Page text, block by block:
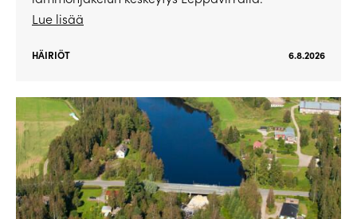
Lue lisää
HÄIRIÖT 6.8.2026